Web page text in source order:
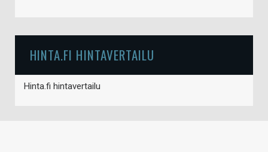
HINTA.FI HINTAVERTAILU
Hinta.fi hintavertailu